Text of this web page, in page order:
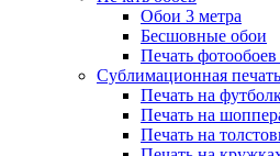
Обои 3 метра
Бесшовные обои
Печать фотообоев
Сублимационная печать
Печать на
Печать на
Печать на